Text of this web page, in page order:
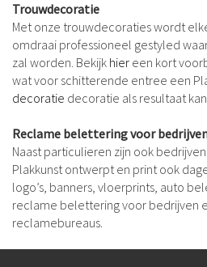
Trouwdecoratie
Met onze trouwdecoraties wordt
omdraai professioneel gestyled
zal worden. Bekijk hier een kort
wat voor schitterende entree een
decoratie decoratie als resultaat
Reclame belettering voor
Naast particulieren zijn ook
Plakkunst ontwerpt en print ook
logo’s, banners, vloerprints, auto
reclame belettering voor bedrijven
reclamebureaus.